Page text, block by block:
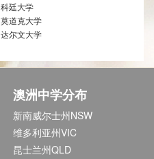
科廷大学
莫道克大学
达尔文大学
澳洲中学分布
新南威尔士州NSW
维多利亚州VIC
昆士兰州QLD